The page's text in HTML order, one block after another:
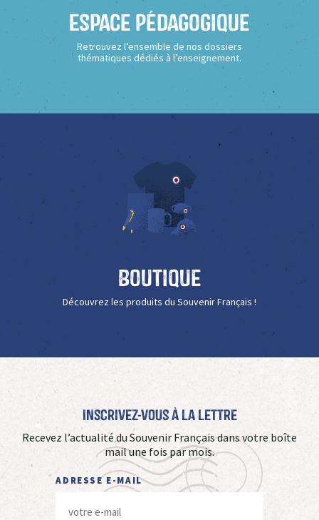
Espace Pédagogique
Retrouvez l’ensemble de nos dossiers
thématiques dédiés à l’enseignement.
Boutique
Découvrez les produits du Souvenir Français !
Inscrivez-vous à La Lettre
Recevez l’actualité du Souvenir Français dans votre boîte
mail une fois par mois.
ADRESSE E-MAIL